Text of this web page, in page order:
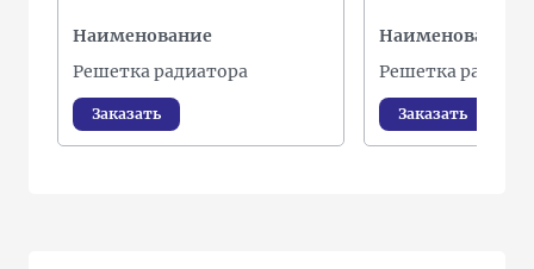
Наименование
Решетка радиатора
Заказать
Наименование
Решетка
Заказать